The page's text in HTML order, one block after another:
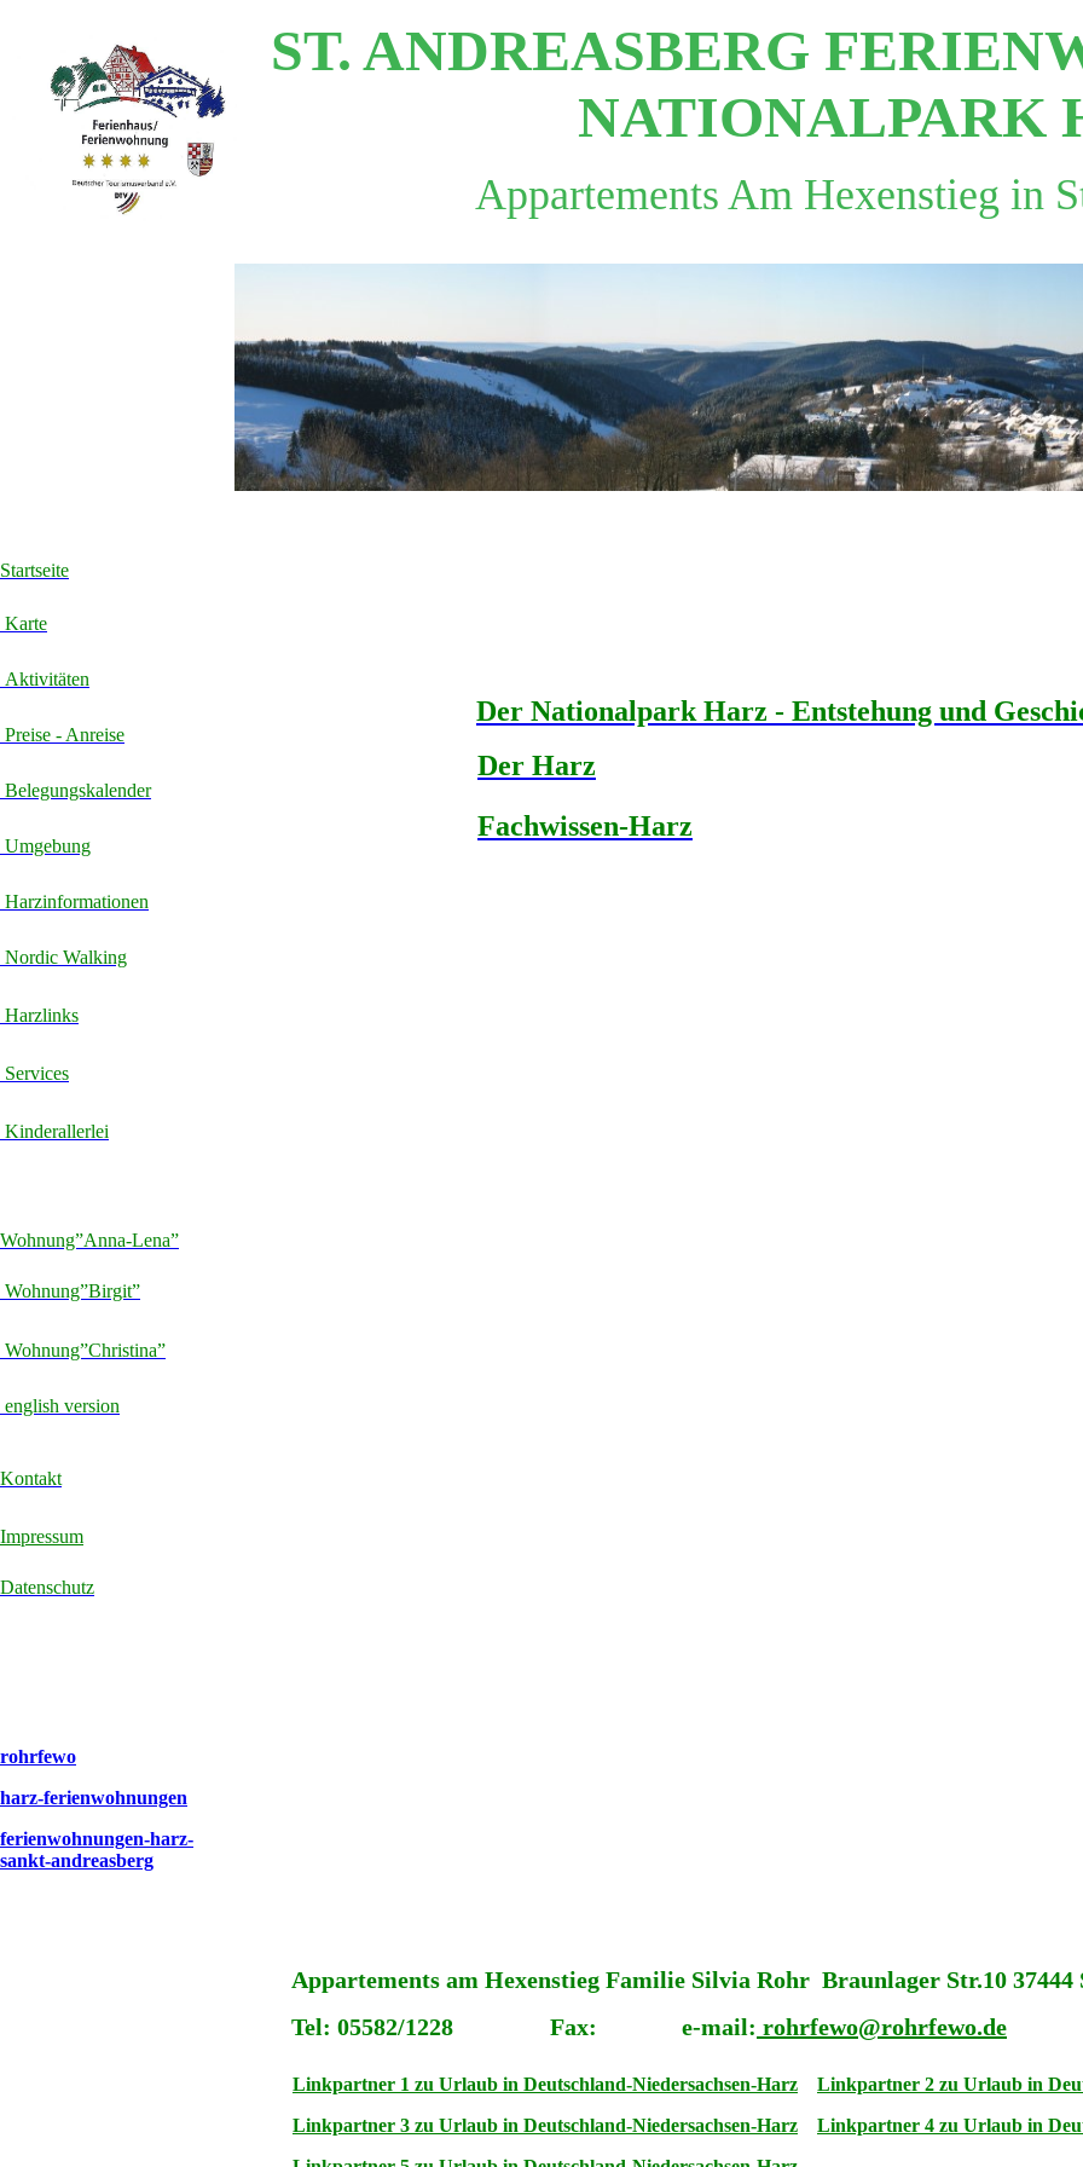
ST. ANDREASBERG
NATIONALPARK
Appartements Am Hexenstieg in
Startseite
Karte
Aktivitäten
Preise - Anreise
Belegungskalender
Umgebung
Harzinformationen
Nordic Walking
Harzlinks
Services
Kinderallerlei
Wohnung”Anna-Lena”
Wohnung”Birgit”
Wohnung”Christina”
english version
Kontakt
Impressum
Datenschutz
rohrfewo
harz-ferienwohnungen
ferienwohnungen-harz-
sankt-andreasberg
Der Nationalpark Harz - Entstehung und
Der Harz
Fachwissen-Harz
Appartements am Hexenstieg Familie Silvia Rohr Braunlager Str.10 37444
Tel: 05582/1228 Fax: e-mail: rohrfewo@rohrfewo.de
Linkpartner 1 zu Urlaub in Deutschland-Niedersachsen-Harz
Linkpartner 2 zu Urlaub in
Linkpartner 3 zu Urlaub in Deutschland-Niedersachsen-Harz
Linkpartner 4 zu Urlaub in